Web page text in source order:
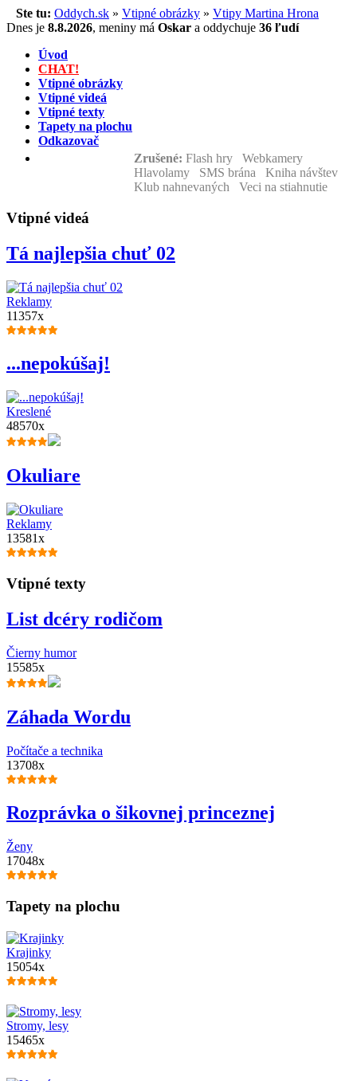
Ste tu: Oddych.sk » Vtipné obrázky » Vtipy Martina Hrona
Dnes je 8.8.2026, meniny má Oskar a oddychuje 36 ľudí
Úvod
CHAT!
Vtipné obrázky
Vtipné videá
Vtipné texty
Tapety na plochu
Odkazovač
Zrušené: Flash hry Webkamery
Hlavolamy SMS brána Kniha návštev
Klub nahnevaných Veci na stiahnutie
Vtipné videá
Tá najlepšia chuť 02
Reklamy
11357x
...nepokúšaj!
Kreslené
48570x
Okuliare
Reklamy
13581x
Vtipné texty
List dcéry rodičom
Čierny humor
15585x
Záhada Wordu
Počítače a technika
13708x
Rozprávka o šikovnej princeznej
Ženy
17048x
Tapety na plochu
Krajinky
15054x
Stromy, lesy
15465x